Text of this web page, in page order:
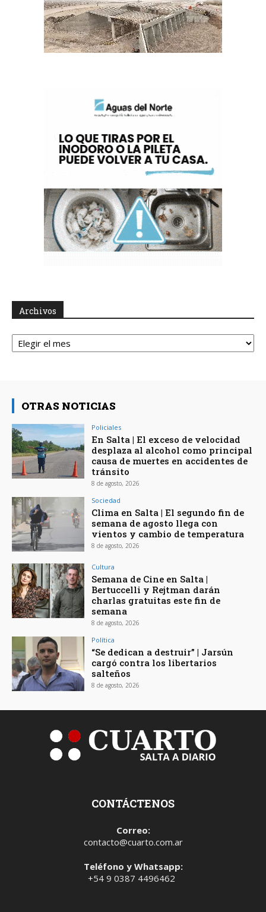
Archivos
Archivos
OTRAS NOTICIAS
Policiales
En Salta | El exceso de velocidad
desplaza al alcohol como principal
causa de muertes en accidentes de
tránsito
8 de agosto, 2026
Sociedad
Clima en Salta | El segundo fin de
semana de agosto llega con
vientos y cambio de temperatura
8 de agosto, 2026
Cultura
Semana de Cine en Salta |
Bertuccelli y Rejtman darán
charlas gratuitas este fin de
semana
8 de agosto, 2026
Política
“Se dedican a destruir” | Jarsún
cargó contra los libertarios
salteños
8 de agosto, 2026
CONTÁCTENOS
Correo:
contacto@cuarto.com.ar
Teléfono y Whatsapp:
+54 9 0387 4496462